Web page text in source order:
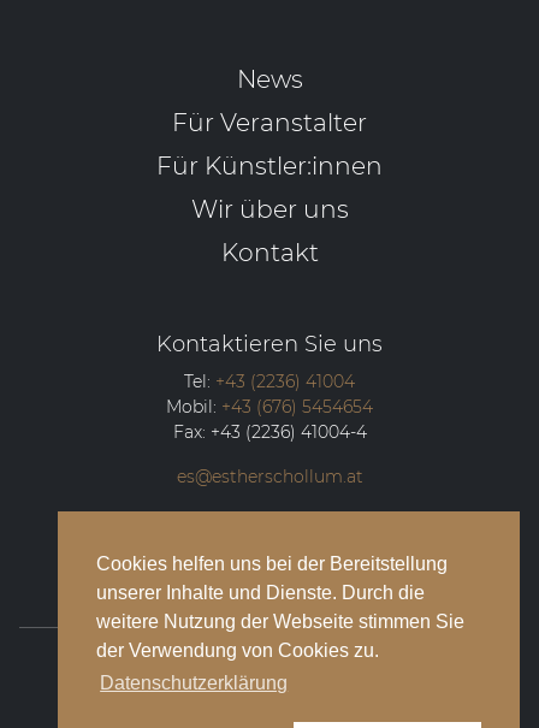
Cookies helfen uns bei der Bereitstellung
unserer Inhalte und Dienste. Durch die
weitere Nutzung der Webseite stimmen Sie
der Verwendung von Cookies zu.
Datenschutzerklärung
News
Für Veranstalter
Für Künstler:innen
Wir über uns
Kontakt
Kontaktieren Sie uns
Tel: +43 (2236) 41004
Mobil: +43 (676) 5454654
Fax: +43 (2236) 41004-4
es@estherschollum.at
2340 Mödling